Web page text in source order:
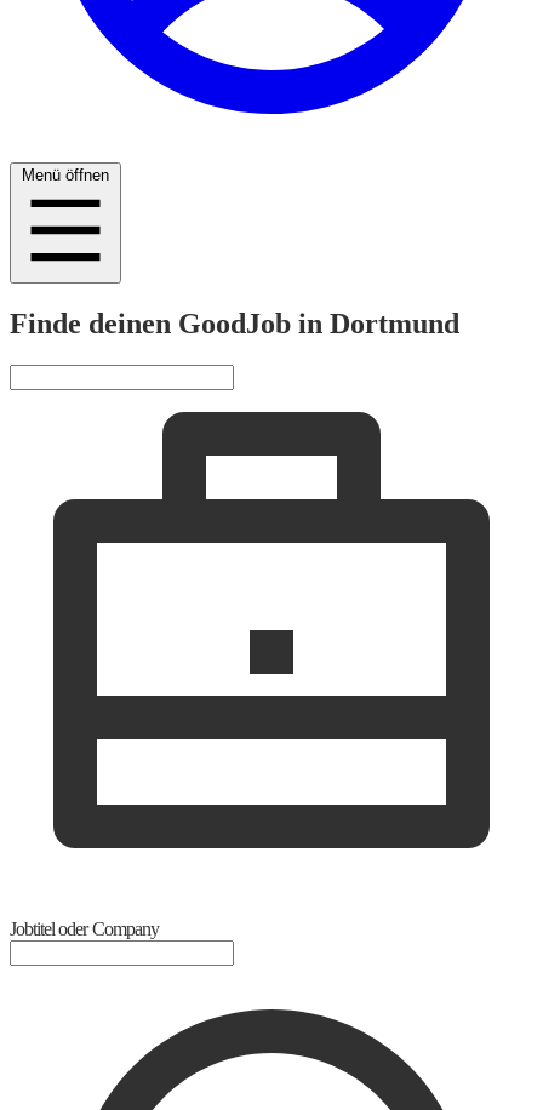
Menü öffnen
Finde deinen GoodJob in Dortmund
Jobtitel oder Company